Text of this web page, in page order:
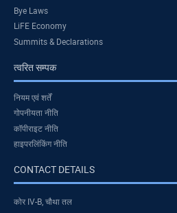
Bye Laws
LiFE Economy
Summits & Declarations
त्वरित सम्पक
नियम एवं शर्तें
गोपनीयता नीति
कॉपीराइट नीति
हाइपरलिंकिंग नीति
CONTACT DETAILS
कोर IV-B, चौथा तल